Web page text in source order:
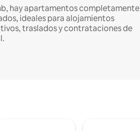
hay apartamentos completamente
ideales para alojamientos
traslados y contrataciones de